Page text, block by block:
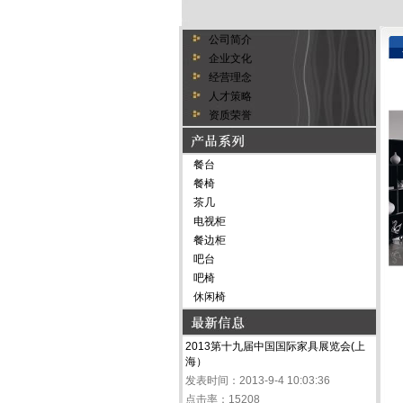
公司简介
企业文化
经营理念
人才策略
资质荣誉
餐台
餐椅
茶几
电视柜
餐边柜
吧台
吧椅
休闲椅
2013第十九届中国国际家具展览会(上
海）
发表时间：2013-9-4 10:03:36
点击率：15208